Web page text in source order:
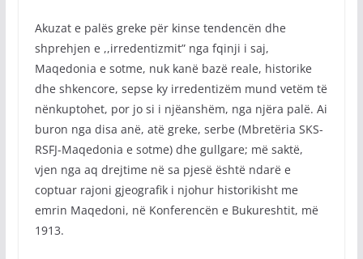
Akuzat e palës greke për kinse tendencën dhe
shprehjen e ,,irredentizmit” nga fqinji i saj,
Maqedonia e sotme, nuk kanë bazë reale, historike
dhe shkencore, sepse ky irredentizëm mund vetëm të
nënkuptohet, por jo si i njëanshëm, nga njëra palë. Ai
buron nga disa anë, atë greke, serbe (Mbretëria SKS-
RSFJ-Maqedonia e sotme) dhe gullgare; më saktë,
vjen nga aq drejtime në sa pjesë është ndarë e
coptuar rajoni gjeografik i njohur historikisht me
emrin Maqedoni, në Konferencën e Bukureshtit, më
1913.